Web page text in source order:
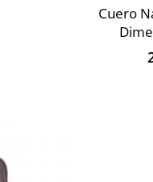
Cuero